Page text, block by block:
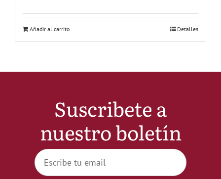
Añadir al carrito Detalles
Suscribete a
nuestro boletín